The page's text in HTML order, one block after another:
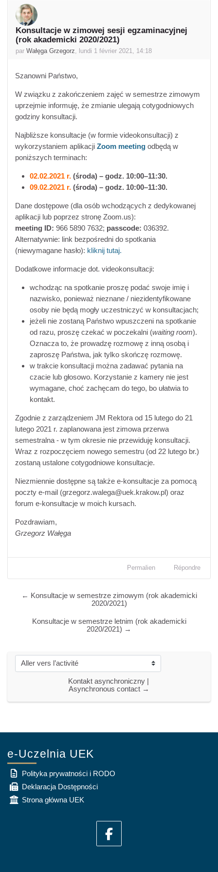
Konsultacje w zimowej sesji egzaminacyjnej
(rok akademicki 2020/2021)
par Wałęga Grzegorz, lundi 1 février 2021, 14:18
Nombre de réponses : 0
Szanowni Państwo,
W związku z zakończeniem zajęć w semestrze zimowym
uprzejmie informuję, że zmianie ulegają cotygodniowych
godziny konsultacji.
Najbliższe konsultacje (w formie videokonsultacji) z
wykorzystaniem aplikacji Zoom meeting odbędą w
poniższych terminach:
02.02.2021 r. (środa) – godz. 10:00–11:30.
09.02.2021 r. (środa) – godz. 10:00–11:30.
Dane dostępowe (dla osób wchodzących z dedykowanej
aplikacji lub poprzez stronę Zoom.us):
meeting ID: 966 5890 7632; passcode: 036392.
Alternatywnie: link bezpośredni do spotkania
(niewymagane hasło): kliknij tutaj.
Dodatkowe informacje dot. videokonsultacji:
wchodząc na spotkanie proszę podać swoje imię i
nazwisko, ponieważ nieznane / niezidentyfikowane
osoby nie będą mogły uczestniczyć w konsultacjach;
jeżeli nie zostaną Państwo wpuszczeni na spotkanie
od razu, proszę czekać w poczekalni (waiting room).
Oznacza to, że prowadzę rozmowę z inną osobą i
zaproszę Państwa, jak tylko skończę rozmowę.
w trakcie konsultacji można zadawać pytania na
czacie lub głosowo. Korzystanie z kamery nie jest
wymagane, choć zachęcam do tego, bo ułatwia to
kontakt.
Zgodnie z zarządzeniem JM Rektora od 15 lutego do 21
lutego 2021 r. zaplanowana jest zimowa przerwa
semestralna - w tym okresie nie przewiduję konsultacji.
Wraz z rozpoczęciem nowego semestru (od 22 lutego br.)
zostaną ustalone cotygodniowe konsultacje.
Niezmiennie dostępne są także e-konsultacje za pomocą
poczty e-mail (grzegorz.walega@uek.krakow.pl) oraz
forum e-konsultacje w moich kursach.
Pozdrawiam,
Grzegorz Wałęga
Permalien Répondre
← Konsultacje w semestrze zimowym (rok akademicki
2020/2021)
Konsultacje w semestrze letnim (rok akademicki
2020/2021) →
Aller vers l’activité
Kontakt asynchroniczny |
Asynchronous contact →
e-Uczelnia UEK
Polityka prywatności i RODO
Deklaracja Dostępności
Strona główna UEK